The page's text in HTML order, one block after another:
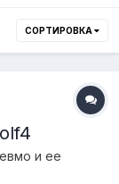
СОРТИРОВКА
и ее